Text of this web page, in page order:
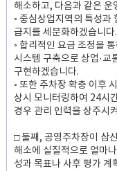
해소하고, 다음과 같은 운
◦ 중심상업지역의 특성과
급지를 세분화하겠습니다.
◦ 합리적인 요금 조정을
시스템 구축으로 상업·교
구현하겠습니다.
◦ 또한 주차장 확충 이후
상시 모니터링하여 24시
경우 관리 인력을 상주시
□ 둘째, 공영주차장이 삼
해소에 실질적으로 얼마
성과 목표나 사후 평가 계